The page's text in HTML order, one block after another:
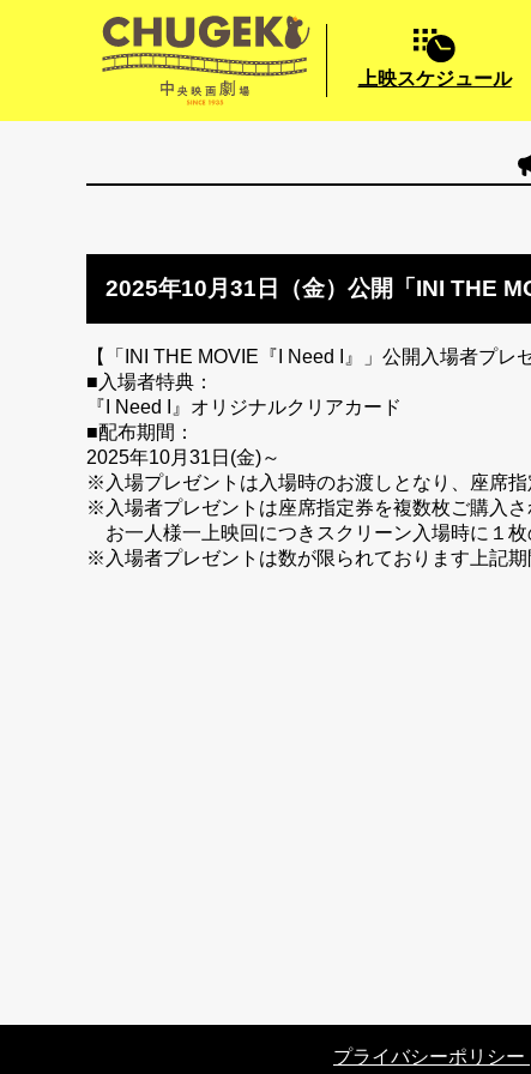
上映スケジュール
2025年10月31日（金）公開「INI THE
【「INI THE MOVIE『I Need I』」公開入場者プレ
■入場者特典：
『I Need I』オリジナルクリアカード
■配布期間：
2025年10月31日(金)～
※入場プレゼントは入場時のお渡しとなり、座席
※入場者プレゼントは座席指定券を複数枚ご購入さ
お一人様一上映回につきスクリーン入場時に１
※入場者プレゼントは数が限られております上記
プライバシーポリシー